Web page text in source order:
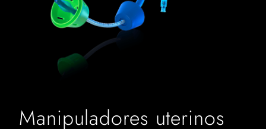
Manipuladores uterinos